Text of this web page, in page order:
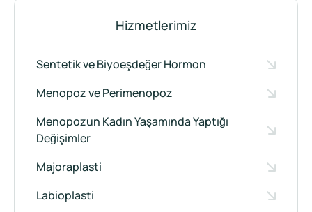
Hizmetlerimiz
Sentetik ve Biyoeşdeğer Hormon
Menopoz ve Perimenopoz
Menopozun Kadın Yaşamında Yaptığı
Değişimler
Majoraplasti
Labioplasti